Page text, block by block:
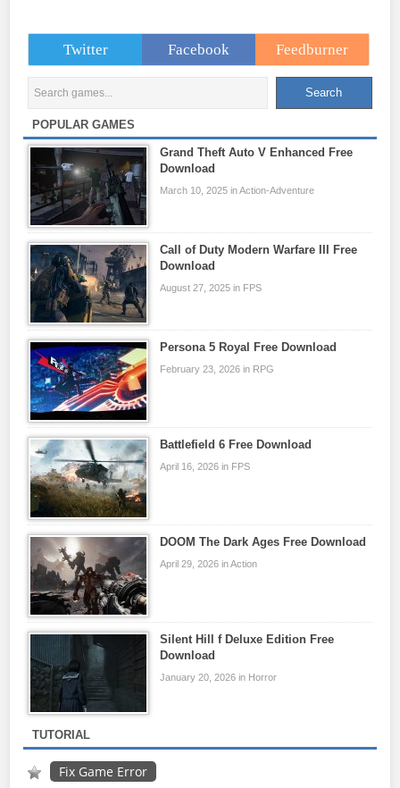
Twitter Facebook Feedburner
POPULAR GAMES
Grand Theft Auto V Enhanced Free
Download
March 10, 2025 in Action-Adventure
Call of Duty Modern Warfare III Free
Download
August 27, 2025 in FPS
Persona 5 Royal Free Download
February 23, 2026 in RPG
Battlefield 6 Free Download
April 16, 2026 in FPS
DOOM The Dark Ages Free Download
April 29, 2026 in Action
Silent Hill f Deluxe Edition Free
Download
January 20, 2026 in Horror
TUTORIAL
Fix Game Error